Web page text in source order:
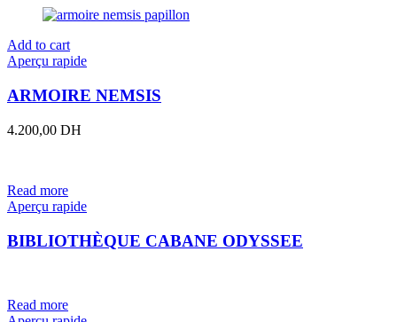
Add to cart
Aperçu rapide
ARMOIRE NEMSIS
4.200,00 DH
Read more
Aperçu rapide
BIBLIOTHÈQUE CABANE ODYSSEE
Read more